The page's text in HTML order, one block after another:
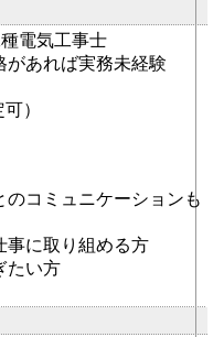
電気工事士
あれば実務未経験
）
のコミュニケーションも
事に取り組める方
たい方